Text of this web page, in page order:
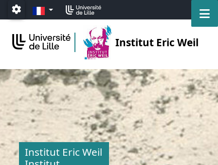
Accéder au menu principal
Accéder au contenu
Paramétrage
FR
Institut Eric Weil
Institut Eric Weil